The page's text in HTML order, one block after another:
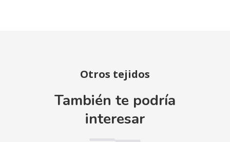
Otros tejidos
También te podría
interesar